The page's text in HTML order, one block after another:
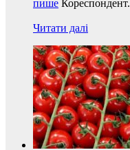
пише Кореспондент.
Читати далі